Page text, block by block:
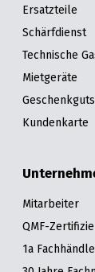
Ersatzteile
Schärfdienst
Technische
Mietgeräte
Kundenkarte
Mitarbeiter
QMF-
1a